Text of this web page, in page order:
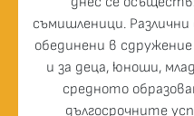
съмишленици.
обединени в
и за деца, юноши,
средното
дългосрочните